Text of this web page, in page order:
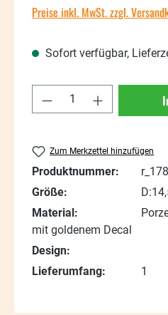
Preise inkl. MwSt. zzgl.
Sofort verfügbar,
Produkt Anzahl:
Zum Merkzettel hinzufügen
Produktnummer:
Größe:
Material:
mit goldenem Decal
Design:
Lieferumfang:
1